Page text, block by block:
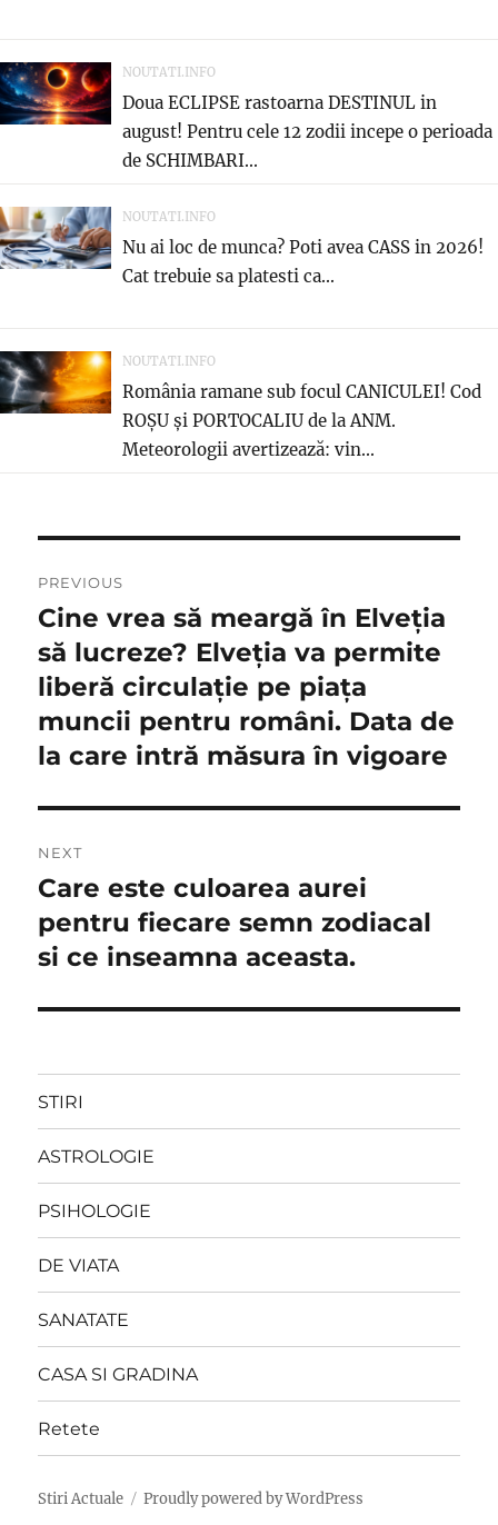
NOUTATI.INFO
Doua ECLIPSE rastoarna DESTINUL in
august! Pentru cele 12 zodii incepe o perioada
de SCHIMBARI...
NOUTATI.INFO
Nu ai loc de munca? Poti avea CASS in 2026!
Cat trebuie sa platesti ca...
NOUTATI.INFO
România ramane sub focul CANICULEI! Cod
ROȘU și PORTOCALIU de la ANM.
Meteorologii avertizează: vin...
în
articole
PREVIOUS
Previous
post:
Cine vrea să meargă în Elveţia
să lucreze? Elveţia va permite
liberă circulaţie pe piaţa
muncii pentru români. Data de
la care intră măsura în vigoare
NEXT
Next
post:
Care este culoarea aurei
pentru fiecare semn zodiacal
si ce inseamna aceasta.
STIRI
ASTROLOGIE
PSIHOLOGIE
DE VIATA
SANATATE
CASA SI GRADINA
Retete
Stiri Actuale Proudly powered by WordPress